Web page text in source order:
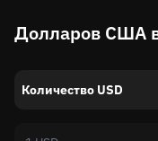
Долларов США
Количество USD